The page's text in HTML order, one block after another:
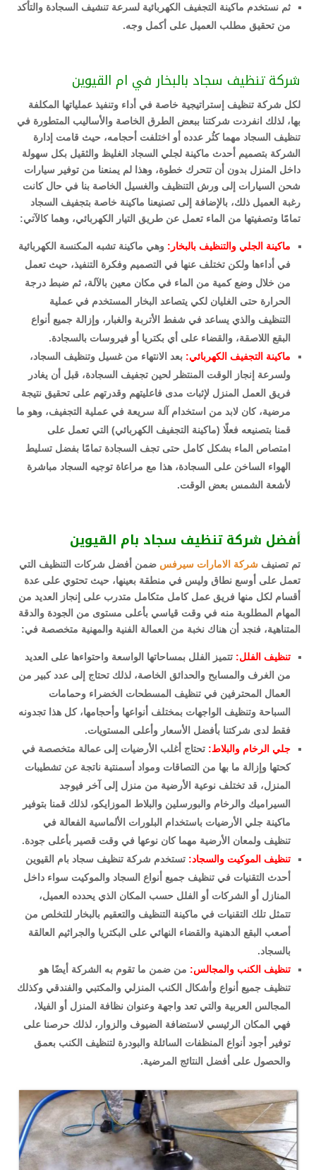
ثم نستخدم ماكينة التجفيف الكهربائية لسرعة تنشيف السجادة والتأكد
من تحقيق مطلب العميل على أكمل وجه.
شركة تنظيف سجاد بالبخار في ام القيوين
لكل شركة تنظيف إستراتيجية خاصة في أداء وتنفيذ عملياتها المكلفة
بها، لذلك انفردت شركتنا ببعض الطرق الخاصة والأساليب المتطورة في
تنظيف السجاد مهما كثُر عدده أو اختلفت أحجامه، حيث قامت إدارة
الشركة بتصميم أحدث ماكينة لجلي السجاد الغليظ والثقيل بكل سهولة
داخل المنزل بدون أن تتحرك خطوة، وهذا لم يمنعنا من توفير سيارات
شحن السيارات إلى ورش التنظيف والغسيل الخاصة بنا في حال كانت
رغبة العميل ذلك، بالإضافة إلى تصنيعنا ماكينة خاصة بتجفيف السجاد
تمامًا وتصفيتها من الماء تعمل عن طريق التيار الكهربائي، وهما كالآتي:
ماكينة الجلي والتنظيف بالبخار: وهي ماكينة تشبه المكنسة الكهربائية
في أداءها ولكن تختلف عنها في التصميم وفكرة التنفيذ، حيث تعمل
من خلال وضع كمية من الماء في مكان معين بالآلة، ثم ضبط درجة
الحرارة حتى الغليان لكي يتصاعد البخار المستخدم في عملية
التنظيف والذي يساعد في شفط الأتربة والغبار، وإزالة جميع أنواع
البقع اللاصقة، والقضاء على أي بكتريا أو فيروسات بالسجادة.
ماكينة التجفيف الكهربائي: بعد الانتهاء من غسيل وتنظيف السجاد،
ولسرعة إنجاز الوقت المنتظر لحين تجفيف السجادة، قبل أن يغادر
فريق العمل المنزل لإثبات مدى فاعليتهم وقدرتهم على تحقيق نتيجة
مرضية، كان لابد من استخدام آلة سريعة في عملية التجفيف، وهو ما
قمنا بتصنيعه فعلًا (ماكينة التجفيف الكهربائي) التي تعمل على
امتصاص الماء بشكل كامل حتى تجف السجادة تمامًا بفضل تسليط
الهواء الساخن على السجادة، هذا مع مراعاة توجيه السجاد مباشرة
لأشعة الشمس بعض الوقت.
أفضل شركة تنظيف سجاد بام القيوين
تم تصنيف شركة الامارات سيرفس ضمن أفضل شركات التنظيف التي
تعمل على أوسع نطاق وليس في منطقة بعينها، حيث تحتوي على عدة
أقسام لكل منها فريق عمل كامل متكامل متدرب على إنجاز العديد من
المهام المطلوبة منه في وقت قياسي بأعلى مستوى من الجودة والدقة
المتناهية، فنجد أن هناك نخبة من العمالة الفنية والمهنية متخصصة في:
تنظيف الفلل: تتميز الفلل بمساحاتها الواسعة واحتواءها على العديد
من الغرف والمسابح والحدائق الخاصة، لذلك تحتاج إلى عدد كبير من
العمال المحترفين في تنظيف المسطحات الخضراء وحمامات
السباحة وتنظيف الواجهات بمختلف أنواعها وأحجامها، كل هذا تجدونه
فقط لدى شركتنا بأفضل الأسعار وأعلى المستويات.
جلي الرخام والبلاط: تحتاج أغلب الأرضيات إلى عمالة متخصصة في
كحتها وإزالة ما بها من التصاقات ومواد أسمنتية ناتجة عن تشطيبات
المنزل، قد تختلف نوعية الأرضية من منزل إلى آخر فيوجد
السيراميك والرخام والبورسلين والبلاط الموزايكو، لذلك قمنا بتوفير
ماكينة جلي الأرضيات باستخدام البلورات الألماسية الفعالة في
تنظيف ولمعان الأرضية مهما كان نوعها في وقت قصير بأعلى جودة.
تنظيف الموكيت والسجاد: تستخدم شركة تنظيف سجاد بام القيوين
أحدث التقنيات في تنظيف جميع أنواع السجاد والموكيت سواء داخل
المنازل أو الشركات أو الفلل حسب المكان الذي يحدده العميل،
تتمثل تلك التقنيات في ماكينة التنظيف والتعقيم بالبخار للتخلص من
أصعب البقع الدهنية والقضاء النهائي على البكتريا والجراثيم العالقة
بالسجاد.
تنظيف الكنب والمجالس: من ضمن ما تقوم به الشركة أيضًا هو
تنظيف جميع أنواع وأشكال الكنب المنزلي والمكتبي والفندقي وكذلك
المجالس العربية والتي تعد واجهة وعنوان نظافة المنزل أو الفيلا،
فهي المكان الرئيسي لاستضافة الضيوف والزوار، لذلك حرصنا على
توفير أجود أنواع المنظفات السائلة والبودرة لتنظيف الكنب بعمق
والحصول على أفضل النتائج المرضية.